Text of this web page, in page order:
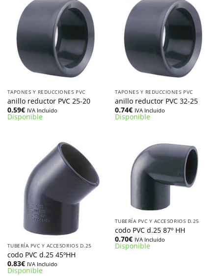
TAPONES Y REDUCCIONES PVC
anillo reductor PVC 25-20
0.59€ IVA Incluido
Disponible
TAPONES Y REDUCCIONES PVC
anillo reductor PVC 32-25
0.74€ IVA Incluido
Disponible
TUBERÍA PVC Y ACCESORIOS D.25
codo PVC d.25 45ºHH
0.83€ IVA Incluido
Disponible
TUBERÍA PVC Y ACCESORIOS D.25
codo PVC d.25 87º HH
0.70€ IVA Incluido
Disponible